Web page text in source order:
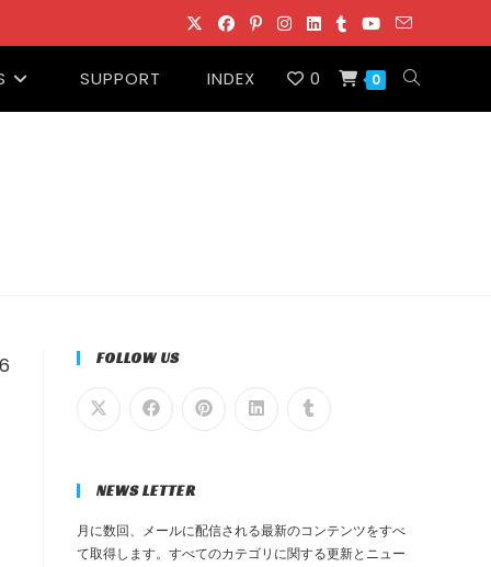
SUPPORT INDEX 0 0 ウ
検
FOLLOW US
NEWS LETTER
月に数回、メールに配信される最新のコンテンツをすべ
て取得します。すべてのカテゴリに関する更新とニュー